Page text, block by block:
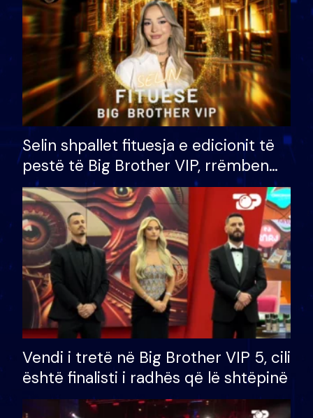
Selin shpallet fituesja e edicionit të
pestë të Big Brother VIP, rrëmben
çmimin e madh prej 100 mijë eurosh
Vendi i tretë në Big Brother VIP 5, cili
është finalisti i radhës që lë shtëpinë